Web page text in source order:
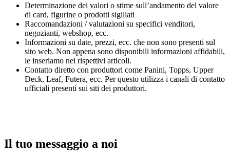
Determinazione dei valori o stime sull’andamento del valore
di card, figurine o prodotti sigillati
Raccomandazioni / valutazioni su specifici venditori,
negozianti, webshop, ecc.
Informazioni su date, prezzi, ecc. che non sono presenti sul
sito web. Non appena sono disponibili informazioni affidabili,
le inseriamo nei rispettivi articoli.
Contatto diretto con produttori come Panini, Topps, Upper
Deck, Leaf, Futera, ecc. Per questo utilizza i canali di contatto
ufficiali presenti sui siti dei produttori.
Il tuo messaggio a noi